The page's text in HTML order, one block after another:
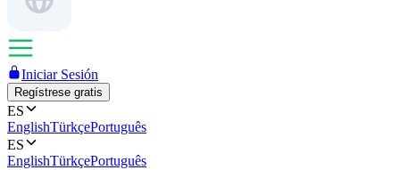
Iniciar Sesión
Regístrese gratis
ES
EnglishTürkçePortuguês
ES
EnglishTürkçePortuguês